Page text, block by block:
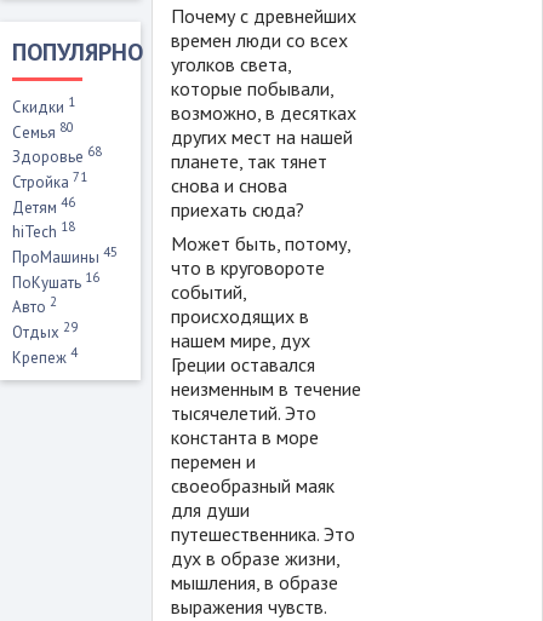
ПОПУЛЯРНО
Скидки 1
Семья 80
Здоровье 68
Стройка 71
Детям 46
hiTech 18
ПроМашины 45
ПоКушать 16
Авто 2
Отдых 29
Крепеж 4
Почему с древнейших
времен люди со всех
уголков света,
которые побывали,
возможно, в десятках
других мест на нашей
планете, так тянет
снова и снова
приехать сюда?
Может быть, потому,
что в круговороте
событий,
происходящих в
нашем мире, дух
Греции оставался
неизменным в течение
тысячелетий. Это
константа в море
перемен и
своеобразный маяк
для души
путешественника. Это
дух в образе жизни,
мышления, в образе
выражения чувств.